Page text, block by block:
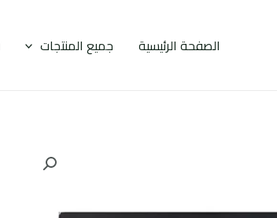
الصفحة الرئيسية جميع المنتجات